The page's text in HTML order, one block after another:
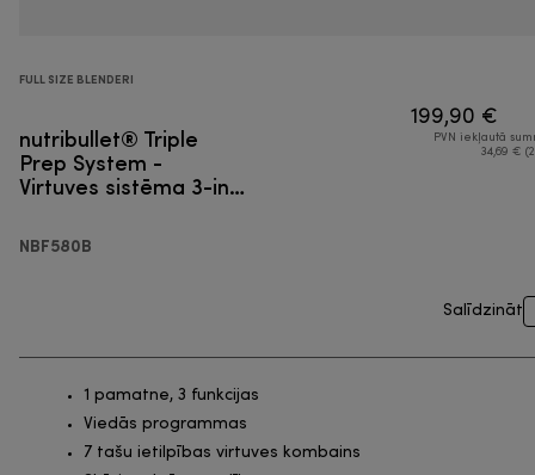
FULL SIZE BLENDERI
nutribullet® Triple
Prep System -
Virtuves sistēma 3-in-
NBF580B
199,90 €
PVN iekļautā
34,69 €
Salīdzināt
1 pamatne, 3 funkcijas
Viedās programmas
7 tašu ietilpības virtuves kombains